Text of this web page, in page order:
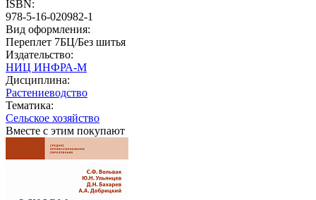
ISBN:
978-5-16-020982-1
Вид оформления:
Переплет 7БЦ/Без шитья
Издательство:
НИЦ ИНФРА-М
Дисциплина:
Растениеводство
Тематика:
Сельское хозяйство
Вместе с этим покупают